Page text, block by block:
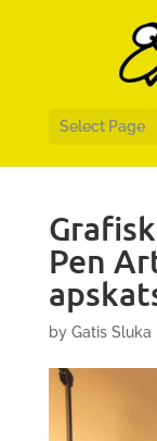
Select Page
Pen
by Gatis Sluka